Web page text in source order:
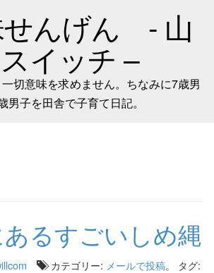
せんげん - 山
イッチ –
切意味を求めません。ちなみに7歳男
男子を田舎で子育て日記。
るすごいしめ縄
カテゴリー: メールで投稿。 タグ: